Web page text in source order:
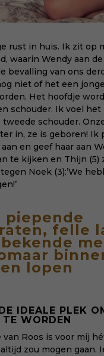
rust in huis. Ik zit op
waarin Wendy aan
bevalling van ons
niet of het een
Het hoofdje
schouder. Ik voel
tweede schouder.
in, ze is geboren! Ik
en geef haar aan
te kijken en Thijn (5)
Noek (3):’We
piepende
felle
lopen
IDEALE PLEK
TE WORDEN
van Roos is voor mij
zou mogen gaan.